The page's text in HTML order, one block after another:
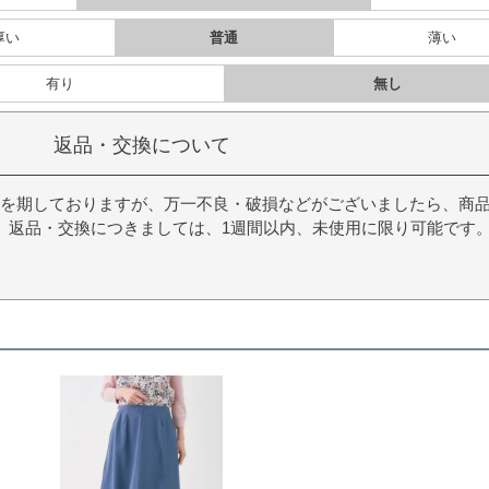
い 普通 薄い
有り 無し
返品・交換について
期しておりますが、万一不良・破損などがございましたら、商
品・交換につきましては、1週間以内、未使用に限り可能です。